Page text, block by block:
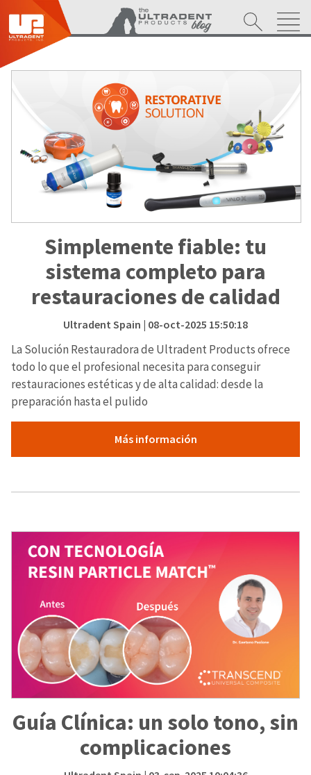
Simplemente fiable: tu
sistema completo para
restauraciones de calidad
Ultradent Spain | 08-oct-2025 15:50:18
La Solución Restauradora de Ultradent Products ofrece
todo lo que el profesional necesita para conseguir
restauraciones estéticas y de alta calidad: desde la
preparación hasta el pulido
Más información
Guía Clínica: un solo tono, sin
complicaciones